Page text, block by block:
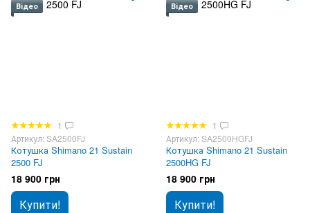
Відео
1
Артикул: SA2500FJ
Котушка Shimano 21 Sustain
2500 FJ
18 900 грн
Купити!
Відео
1
Артикул: SA2500HGFJ
Котушка Shimano 21 Sustain
2500HG FJ
18 900 грн
Купити!